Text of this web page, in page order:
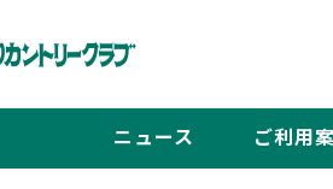
ニュース ご利用